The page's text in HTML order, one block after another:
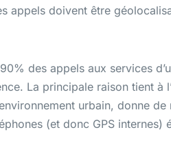
appels doivent être
des appels aux services
La principale raison tient à
urbain, donne de
(et donc GPS internes)